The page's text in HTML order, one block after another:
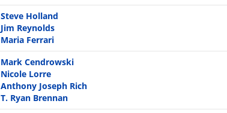
Steve Holland
Jim Reynolds
Maria Ferrari
Mark Cendrowski
Nicole Lorre
Anthony Joseph Rich
T. Ryan Brennan